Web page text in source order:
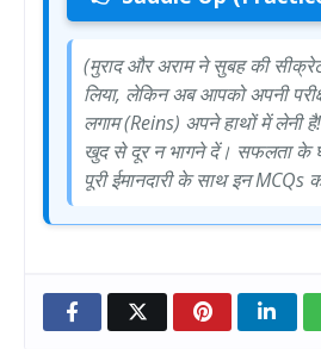
(मुराद और अराम ने सुबह की
लिया, लेकिन अब आपको अपनी
लगाम (Reins) अपने हाथों में लेनी
खुद से दूर न भागने दें। सफलता के
पूरी ईमानदारी के साथ इन MCQs